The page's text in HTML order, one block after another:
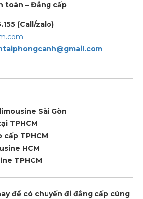
toàn – Đẳng cấp
(Call/zalo)
Sài Gòn
TPHCM
cấp TPHCM
HCM
TPHCM
để có chuyến đi đẳng cấp cùng